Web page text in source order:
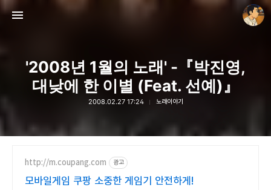
'2008년 1월의 노래' -『박진영,
대낮에 한 이별 (Feat. 선예)』
2008.02.27 17:24 노래이야기
http://m.coupang.com 광고
모바일게임 쿠팡 소중한 게임기 안전하게!
thebravepost.com